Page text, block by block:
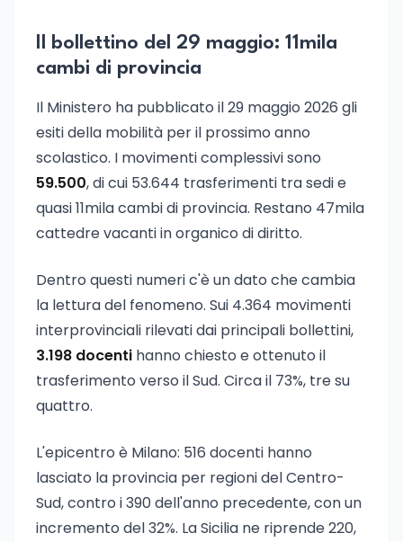
Il bollettino del 29 maggio: 11mila
cambi di provincia
Il Ministero ha pubblicato il 29 maggio 2026 gli
esiti della mobilità per il prossimo anno
scolastico. I movimenti complessivi sono
59.500, di cui 53.644 trasferimenti tra sedi e
quasi 11mila cambi di provincia. Restano 47mila
cattedre vacanti in organico di diritto.
Dentro questi numeri c'è un dato che cambia
la lettura del fenomeno. Sui 4.364 movimenti
interprovinciali rilevati dai principali bollettini,
3.198 docenti hanno chiesto e ottenuto il
trasferimento verso il Sud. Circa il 73%, tre su
quattro.
L'epicentro è Milano: 516 docenti hanno
lasciato la provincia per regioni del Centro-
Sud, contro i 390 dell'anno precedente, con un
incremento del 32%. La Sicilia ne riprende 220,